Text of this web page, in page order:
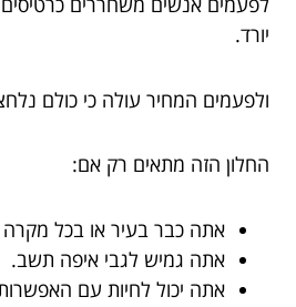
יורד.
ולפעמים המחיר עולה כי כולם
החלון הזה מתאים רק אם:
אתה כבר בעיר או בכל
אתה גמיש לגבי איפה תשב.
אתה יכול לחיות עם